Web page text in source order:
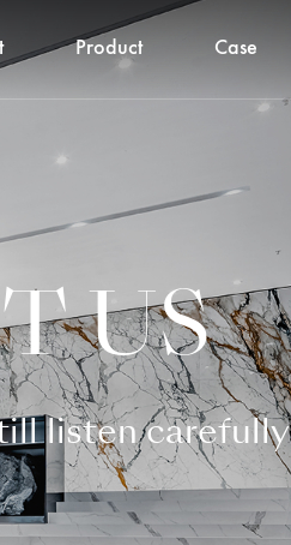
Product Case
US
listen carefully